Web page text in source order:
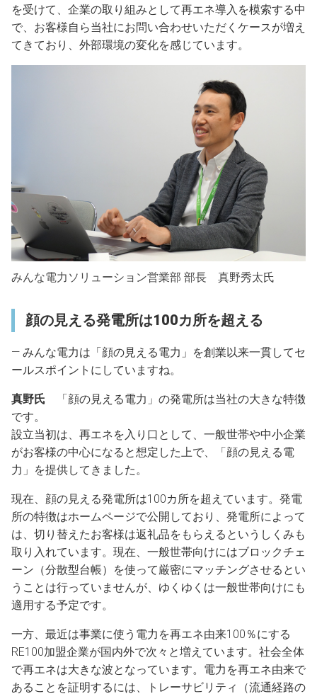
を受けて、企業の取り組みとして再エネ導入を模索する中
で、お客様自ら当社にお問い合わせいただくケースが増え
てきており、外部環境の変化を感じています。
みんな電力ソリューション営業部 部長 真野秀太氏
顔の見える発電所は100カ所を超える
― みんな電力は「顔の見える電力」を創業以来一貫してセ
ールスポイントにしていますね。
真野氏 「顔の見える電力」の発電所は当社の大きな特徴
です。
設立当初は、再エネを入り口として、一般世帯や中小企業
がお客様の中心になると想定した上で、「顔の見える電
力」を提供してきました。
現在、顔の見える発電所は100カ所を超えています。発電
所の特徴はホームページで公開しており、発電所によって
は、切り替えたお客様は返礼品をもらえるというしくみも
取り入れています。現在、一般世帯向けにはブロックチェ
ーン（分散型台帳）を使って厳密にマッチングさせるとい
うことは行っていませんが、ゆくゆくは一般世帯向けにも
適用する予定です。
一方、最近は事業に使う電力を再エネ由来100％にする
RE100加盟企業が国内外で次々と増えています。社会全体
で再エネは大きな波となっています。電力を再エネ由来で
あることを証明するには、トレーサビリティ（流通経路の